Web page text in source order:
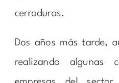
cerraduras.
Dos años más tarde,
realizando algunas